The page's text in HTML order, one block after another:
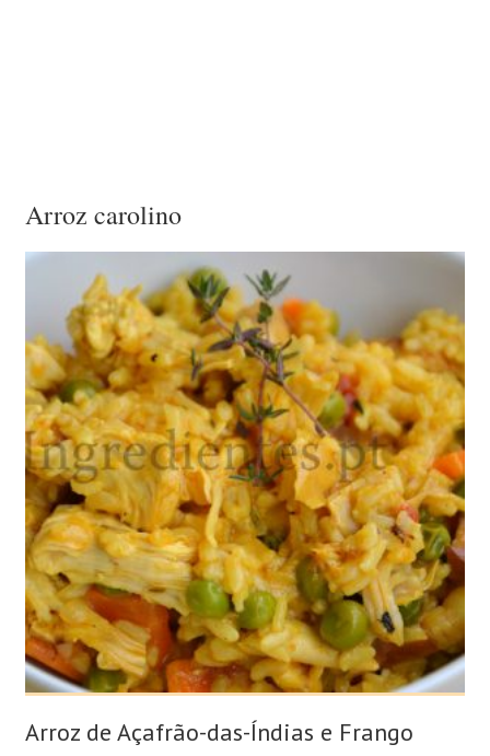
Arroz carolino
Arroz de Açafrão-das-Índias e Frango